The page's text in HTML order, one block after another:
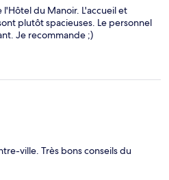
l'Hôtel du Manoir. L'accueil et
plutôt spacieuses. Le personnel
Je recommande ;)
ville. Très bons conseils du